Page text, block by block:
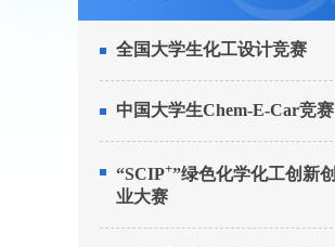
全国大学生化工设计竞赛
中国大学生Chem-E-Car竞赛
“SCIP+”绿色化学化工创新创
业大赛